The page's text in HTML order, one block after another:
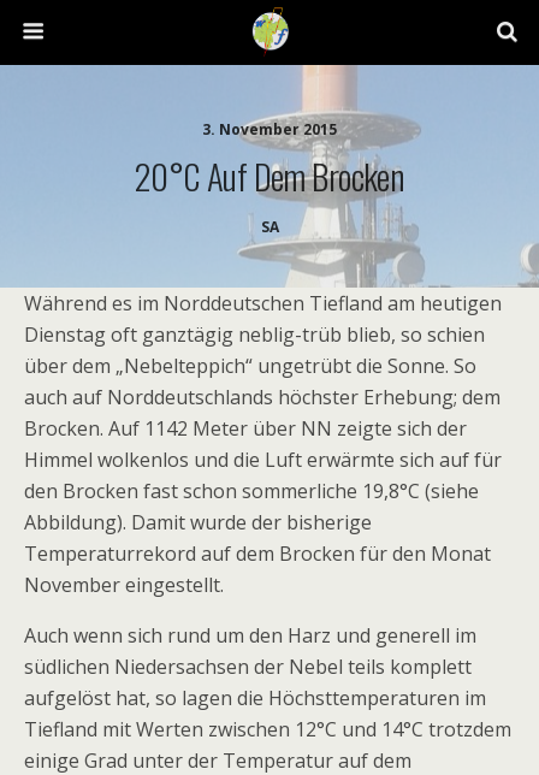
3. November 2015
20°C Auf Dem Brocken
SA
Während es im Norddeutschen Tiefland am heutigen
Dienstag oft ganztägig neblig-trüb blieb, so schien
über dem „Nebelteppich“ ungetrübt die Sonne. So
auch auf Norddeutschlands höchster Erhebung; dem
Brocken. Auf 1142 Meter über NN zeigte sich der
Himmel wolkenlos und die Luft erwärmte sich auf für
den Brocken fast schon sommerliche 19,8°C (siehe
Abbildung). Damit wurde der bisherige
Temperaturrekord auf dem Brocken für den Monat
November eingestellt.
Auch wenn sich rund um den Harz und generell im
südlichen Niedersachsen der Nebel teils komplett
aufgelöst hat, so lagen die Höchsttemperaturen im
Tiefland mit Werten zwischen 12°C und 14°C trotzdem
einige Grad unter der Temperatur auf dem